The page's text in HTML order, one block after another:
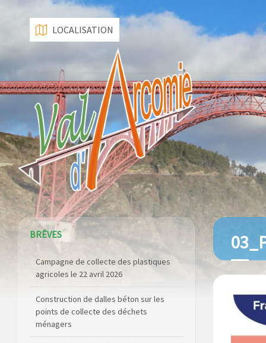
LOCALISATION
BRÊVES
Campagne de collecte des plastiques
agricoles le 22 avril 2026
Construction de dalles béton sur les
points de collecte des déchets
ménagers